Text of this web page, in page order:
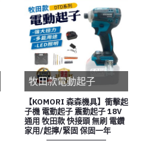
牧田款電動起子
【KOMORI 森森機具】衝擊起
子機 電動起子 震動起子 18V
通用 牧田款 快接頭 無刷 電鑽
家用/起擰/緊固 保固一年